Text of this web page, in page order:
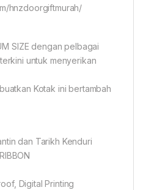
hnzdoorgiftmurah/
SIZE dengan pelbagai
untuk menyerikan
Kotak ini bertambah
dan Tarikh Kenduri
Digital Printing